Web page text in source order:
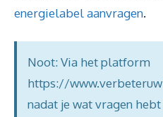
energielabel aanvragen.
Noot: Via het platform
https://
nadat je wat vragen